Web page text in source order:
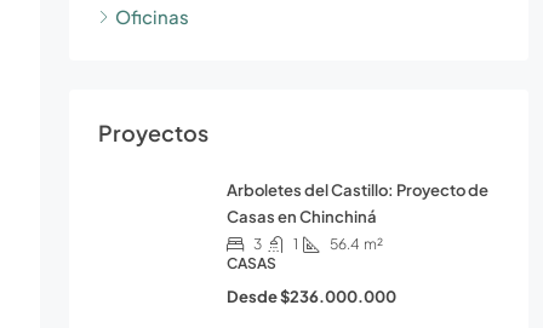
Oficinas
Proyectos
Arboletes del Castillo: Proyecto de
Casas en Chinchiná
3 1 56.4 m²
CASAS
Desde$236.000.000